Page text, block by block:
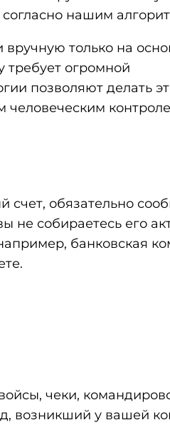
нашим
только на
требует огромной
позволяют делать
счет, обязательно
не собираетесь его
банковская
чеки,
возникший у вашей